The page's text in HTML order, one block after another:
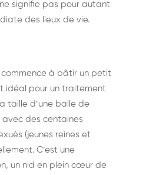
signifie pas pour autant
des lieux de vie.
commence à bâtir un petit
idéal pour un traitement
taille d’une balle de
avec des centaines
(jeunes reines et
C’est une
un nid en plein cœur de